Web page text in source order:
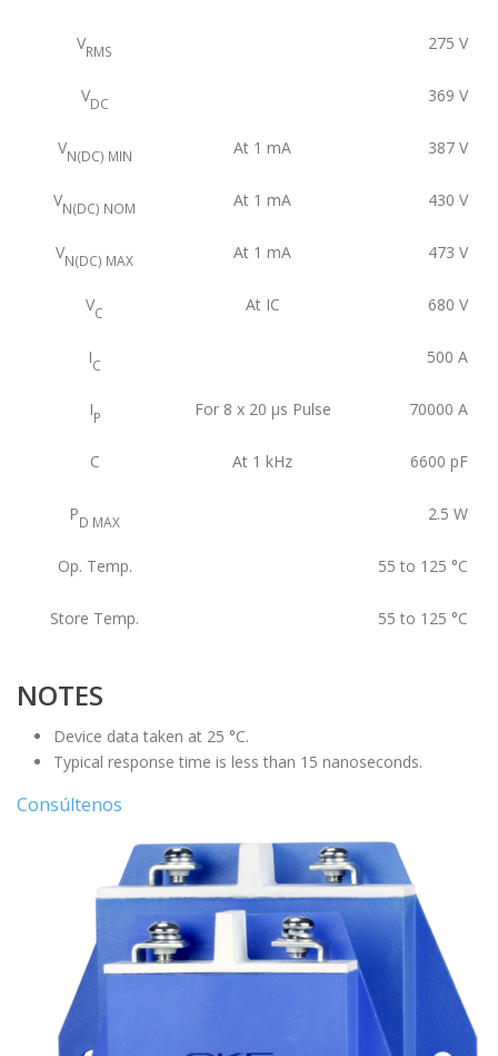
VRMS 275 V
VDC 369 V
VN(DC) MIN At 1 mA 387 V
VN(DC) NOM At 1 mA 430 V
VN(DC) MAX At 1 mA 473 V
VC At IC 680 V
IC 500 A
IP For 8 x 20 μs Pulse 70000 A
C At 1 kHz 6600 pF
PD MAX 2.5 W
Op. Temp. 55 to 125 °C
Store Temp. 55 to 125 °C
NOTES
Device data taken at 25 °C.
Typical response time is less than 15 nanoseconds.
Consúltenos